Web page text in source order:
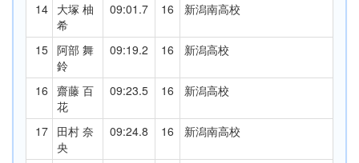
14 大塚 柚
希
09:01.7 16 新潟南高校
15 阿部 舞
鈴
09:19.2 16 新潟高校
16 齋藤 百
花
09:23.5 16 新潟高校
17 田村 奈
央
09:24.8 16 新潟南高校